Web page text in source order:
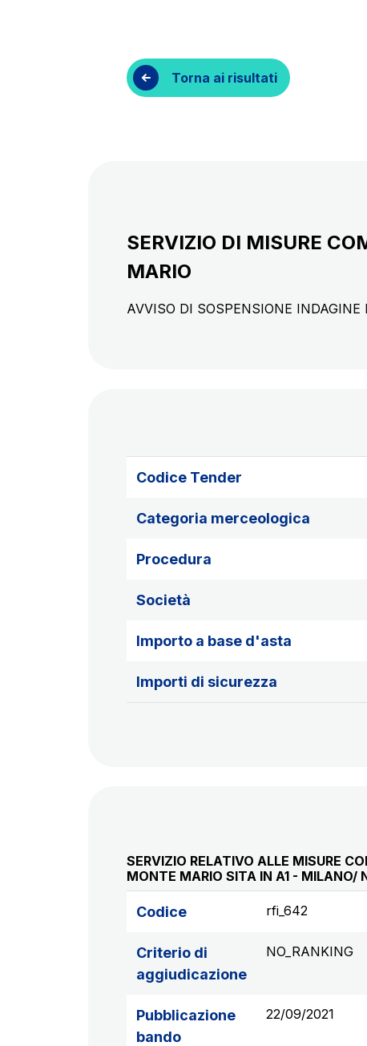
Torna ai risultati
SERVIZIO DI MISURE
MARIO
AVVISO DI SOSPENSIONE INDAGINE
Codice Tender
Categoria merceologica
Procedura
Società
Importo a base d'asta
Importi di sicurezza
SERVIZIO RELATIVO ALLE MISURE
MONTE MARIO SITA IN A1 -
Codice rfi_642
Criterio di
aggiudicazione
NO_RANKING
Pubblicazione
bando
22/09/2021